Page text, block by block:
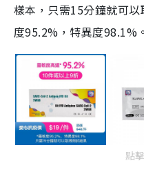
樣本，只需15分鐘就可
度95.2%，特異度98.1%。
點